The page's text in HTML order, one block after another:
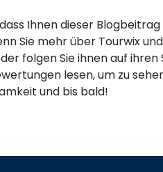
Ihnen dieser
Sie mehr über Tourwix
folgen Sie ihnen auf
lesen, um zu
und bis bald!